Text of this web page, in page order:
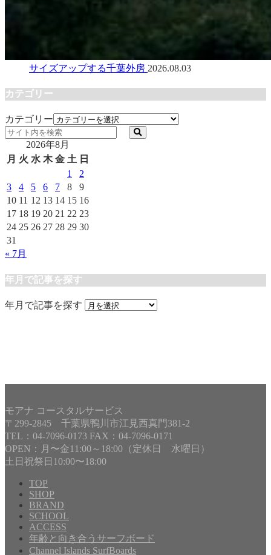
サイズアップする千葉外房 2026.08.03
カテゴリー
カテゴリー
2026年8月
月 火 水 木 金 土 日
1
2
3
4 5 6 7 8
9
10 11 12 13 14 15 16
17 18 19 20 21 22 23
24 25 26 27 28 29 30
31
« 7月
年月で記事を探す
年月で記事を探す
モアナ コースタルサービス
〒299-2845 千葉県鴨川市江見西真門381-2
TEL：04-7096-0173 FAX：04-7096-0171
OPEN：月〜金11:00～18:00（定休日 水曜日）
土日祝祭日10:00〜18:00
TOP
SHOP
BRAND
SCHOOL
ACCESS
年齢と向き合うサーフボード
Channel Islands SurfBoards
Copyright©MOANA COASTAL SERVICE
Reserved.